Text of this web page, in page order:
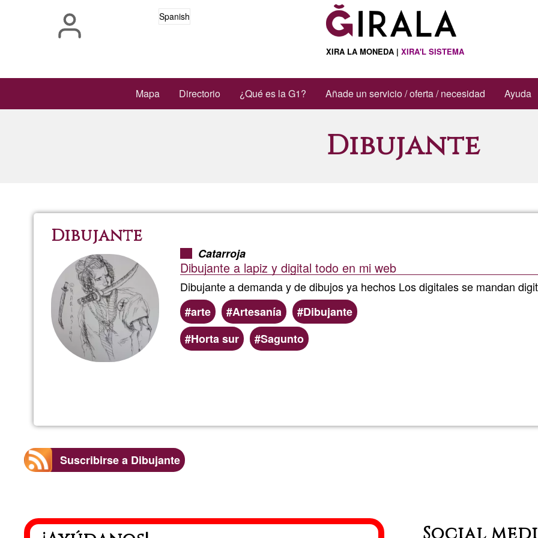
Spanish
XIRA LA MONEDA | XIRA'L SISTEMA
Mapa Directorio ¿Qué es la G1? Añade un servicio / oferta / necesidad Ayuda
Dibujante
Dibujante
Catarroja
Dibujante a lapiz y digital todo en mi web
Dibujante a demanda y de dibujos ya hechos Los digitales se mandan
arte
Artesanía
Dibujante
Horta sur
Sagunto
Suscribirse a Dibujante